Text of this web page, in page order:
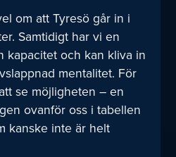
om att Tyresö går in i
Samtidigt har vi en
kapacitet och kan kliva in
mentalitet. För
se möjligheten – en
ovanför oss i tabellen
kanske inte är helt